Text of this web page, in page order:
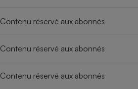
Contenu réservé aux abonnés
Contenu réservé aux abonnés
Contenu réservé aux abonnés